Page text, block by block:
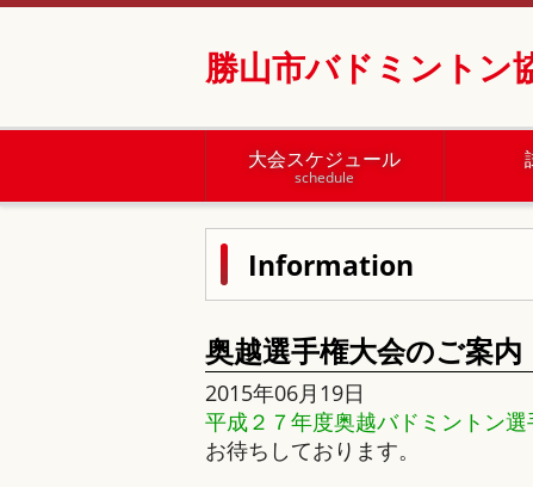
勝山市バドミントン
大会スケジュール
schedule
Information
奥越選手権大会のご案内
2015年06月19日
平成２７年度奥越バドミントン選
お待ちしております。